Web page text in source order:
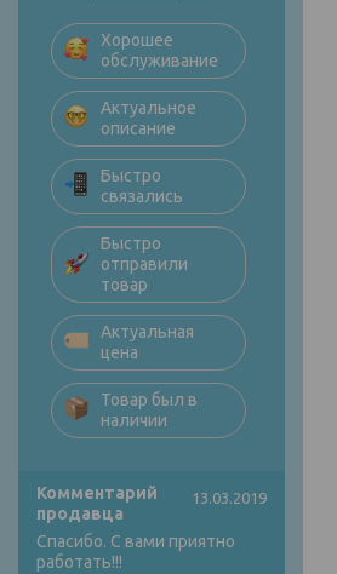
Хорошее
обслуживание
Актуальное
описание
Быстро
связались
Быстро
отправили
товар
Актуальная
цена
Товар был в
наличии
Комментарий
продавца
13.03.2019
Спасибо. С вами приятно
работать!!!